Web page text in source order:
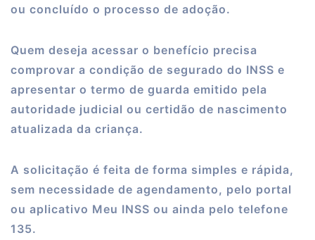
ou concluído o processo de adoção.
Quem deseja acessar o benefício precisa
comprovar a condição de segurado do INSS e
apresentar o termo de guarda emitido pela
autoridade judicial ou certidão de nascimento
atualizada da criança.
A solicitação é feita de forma simples e rápida,
sem necessidade de agendamento, pelo portal
ou aplicativo Meu INSS ou ainda pelo telefone
135.